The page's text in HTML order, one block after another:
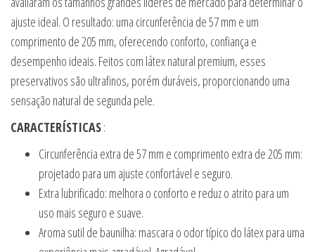
ajuste ideal. O resultado: uma circunferência de 57 mm e um
comprimento de 205 mm, oferecendo conforto, confiança e
desempenho ideais. Feitos com látex natural premium, esses
preservativos são ultrafinos, porém duráveis, proporcionando uma
sensação natural de segunda pele.
CARACTERÍSTICAS:
Circunferência extra de 57 mm e comprimento extra de 205 mm:
projetado para um ajuste confortável e seguro.
Extra lubrificado: melhora o conforto e reduz o atrito para um
uso mais seguro e suave.
Aroma sutil de baunilha: mascara o odor típico do látex para uma